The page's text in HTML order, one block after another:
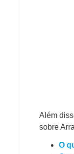
Além
sobre
O